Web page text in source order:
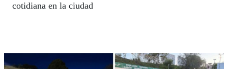
cotidiana en la ciudad